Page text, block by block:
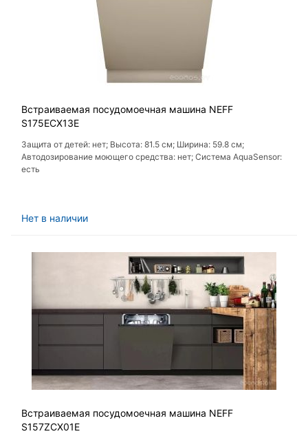
Встраиваемая посудомоечная машина NEFF
S175ECX13E
Защита от детей: нет; Высота: 81.5 см; Ширина: 59.8 см;
Автодозирование моющего средства: нет; Система AquaSensor:
есть
Нет в наличии
Встраиваемая посудомоечная машина NEFF
S157ZCX01E